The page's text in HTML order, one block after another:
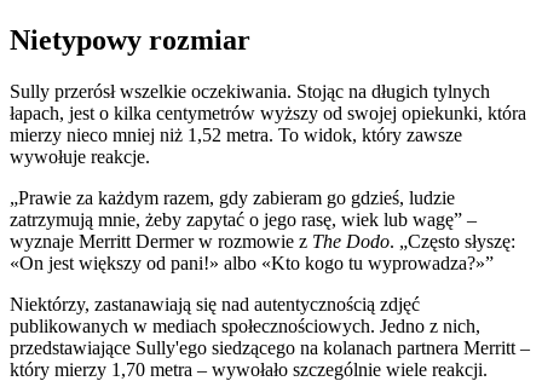
Nietypowy rozmiar
Sully przerósł wszelkie oczekiwania. Stojąc na długich tylnych
łapach, jest o kilka centymetrów wyższy od swojej opiekunki, która
mierzy nieco mniej niż 1,52 metra. To widok, który zawsze
wywołuje reakcje.
„Prawie za każdym razem, gdy zabieram go gdzieś, ludzie
zatrzymują mnie, żeby zapytać o jego rasę, wiek lub wagę” –
wyznaje Merritt Dermer w rozmowie z The Dodo. „Często słyszę:
«On jest większy od pani!» albo «Kto kogo tu wyprowadza?»”
Niektórzy, zastanawiają się nad autentycznością zdjęć
publikowanych w mediach społecznościowych. Jedno z nich,
przedstawiające Sully'ego siedzącego na kolanach partnera Merritt –
który mierzy 1,70 metra – wywołało szczególnie wiele reakcji.